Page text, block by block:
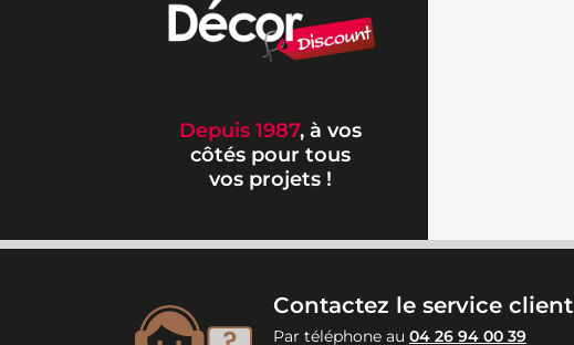
Depuis 1987, à vos
côtés pour tous
vos projets !
Contactez le service client
Par téléphone au 04 26 94 00 39